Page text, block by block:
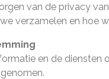
van de privacy
verzamelen en hoe
en de diensten